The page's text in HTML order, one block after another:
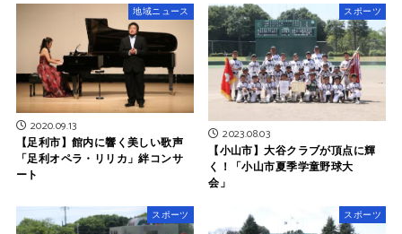
地域ニュース
2020.09.13
【足利市】館内に響く美しい歌声
「足利オペラ・リリカ」絆コンサ
ート
スポーツ
2023.08.03
【小山市】大谷クラブが頂点に輝
く！「小山市夏季学童野球大
会」
スポーツ スポーツ